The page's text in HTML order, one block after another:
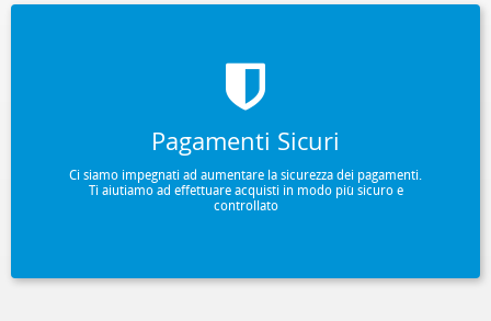
Pagamenti Sicuri
Ci siamo impegnati ad aumentare la sicurezza dei pagamenti.
Ti aiutiamo ad effettuare acquisti in modo più sicuro e
controllato